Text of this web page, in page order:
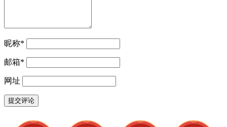
昵称*
邮箱*
网址